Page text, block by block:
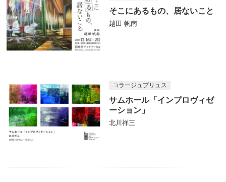
そこにあるもの、居ないこと
越田 帆南
コラージュプリュス
サムホール「インプロヴィゼ
ーション」
北川祥三